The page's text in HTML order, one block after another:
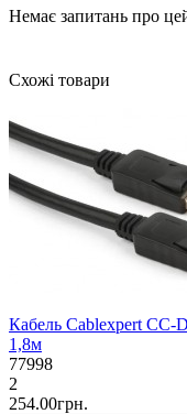
Немає запитань про
Схожі товари
Кабель Cablexpert CC-
1,8м
77998
2
254.00грн.